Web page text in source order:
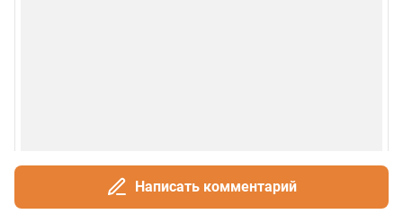
Написать комментарий